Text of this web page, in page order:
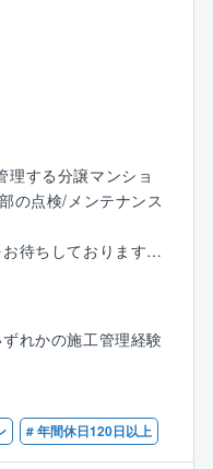
境が整っているの
グループ＆盤石の
り、分譲マンション
心とした建物の維
毎年管理戸数受注実
ション」をはじ
理/修繕維持業務を通
の快適な暮らしを守
に取り組んでいま
理する分譲マンショ
の点検/メンテナンス
待ちしております
共に管理組合に対し
ゼンテーション)を行
進むよう工程管理や
等を行います。
所の修理、改修、計
れかの施工管理経験
# 年間休日120日以上